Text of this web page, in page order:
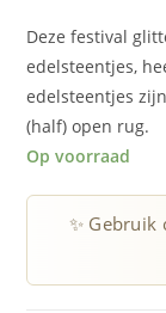
Deze festival
edelsteentjes,
edelsteentjes
(half) open rug.
Op voorraad
✨ Gebruik